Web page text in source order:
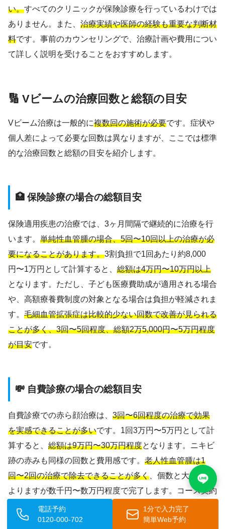
い。すべてのクリニックが保険診療を行っているわけでは
ありません。また、 治療実績や医師の経験も重要な判断材
料です。事前のカウンセリングで、治療計画や費用につい
て詳しく説明を受けることをおすすめします。
🔢 Vビームの治療回数と総額の目安
Vビーム治療は一般的に複数回の施術が必要です。症状や
個人差によって必要な回数は異なりますが、ここでは標準
的な治療回数と総額の目安を紹介します。
🏥 保険診療の場合の総額目安
保険適用疾患の治療では、3ヶ月間隔で継続的に治療を行
います。 単純性血管腫の場合、5回〜10回以上の治療が必
要になることがあります。3割負担で1回あたり約8,000
円〜1万円として計算すると、 総額は4万円〜10万円以上
となります。ただし、子ども医療費助成が適用される場合
や、高額療養費制度の対象となる場合は負担が軽減されま
す。 毛細血管拡張症は比較的少ない回数で改善が見られる
ことが多く、3回〜5回程度、総額2万5,000円〜5万円程度
が目安です。
💸 自費診療の場合の総額目安
自費診療での赤ら顔治療は、 3回〜6回程度の治療で効果
を実感できることが多いです。1回3万円〜5万円として計
算すると、 総額は9万円〜30万円程度となります。ニキビ
跡の赤みも同様の回数と費用感です。 老人性血管腫は1
回〜2回の治療で除去できることが多く 、個数と大きさに
よりますが数千円〜数万円程度で完了します。コース契約
や回数券を利用することで、1回あたりの単価が下がる場
合もあるため、事前に確認してみてください。
電話予約
0120-000-702
1分で入力完了
簡単Web予約